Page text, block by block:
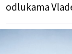
odlukama